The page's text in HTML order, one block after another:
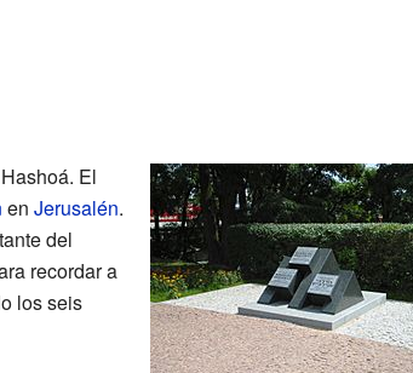
El
en Jerusalén.
del
recordar a
los seis